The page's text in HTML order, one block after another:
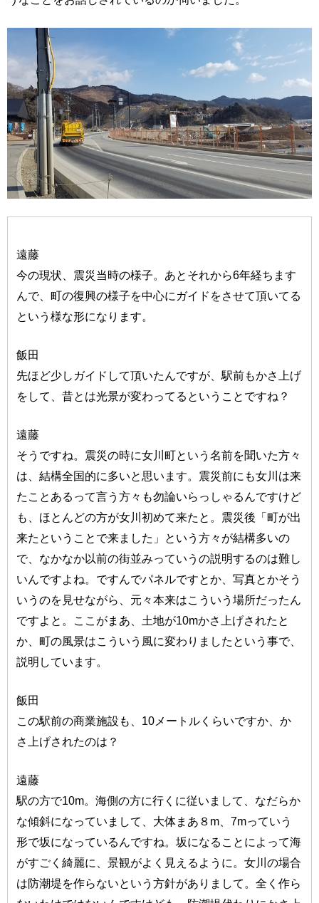
遠藤
今の現状、震災当時の様子。あとそれから6年経ちます
んで、町の復興の様子を中心にガイドをさせて頂いてる
という様な形になります。
飯田
先ほど少しガイドして頂いたんですが、駅前もかさ上げ
をして、昔とは光景が変わってるということですね？
遠藤
そうですね。震災の時に女川町という名前を聞いた方々
は、結構全国的に多いと思います。震災前にも女川は来
たことあるって言う方々も勿論いらっしゃるんですけど
も、ほとんどの方が女川初めて来たと。震災後「町が出
来たということで来ました」という方々が結構多いの
で、なかなか以前の街並みっていうの説明するのは難し
いんですよね。ですんでパネルですとか、写真とかそう
いうのを見せながら、元々本来はこういう場所だったん
ですよと。ここがまあ、土地が10mかさ上げされたと
か、町の風景はこういう風に変わりましたという事で、
説明しています。
飯田
この駅前の商業施設も、10メートルくらいですか、か
さ上げされたのは？
遠藤
駅の方で10m。海側の方に行くに従いまして、なだらか
な傾斜になっていまして、大体まあ８m、7mっていう
形で坂になっているんですね。坂になることによって海
がすごく綺麗に、景観がよく見えるように。女川の場合
は防潮堤を作らないという方針がありまして。全く作ら